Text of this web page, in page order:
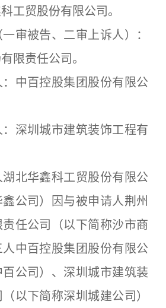
工贸股份有限公司。
被告、二审上诉人）：
限责任公司。
百控股集团股份有限公
圳城市建筑装饰工程有
华鑫科工贸股份有限公
公司）因与被申请人荆州
任公司（以下简称沙市商
中百控股集团股份有限公
公司）、深圳城市建筑装
以下简称深圳城建公司）